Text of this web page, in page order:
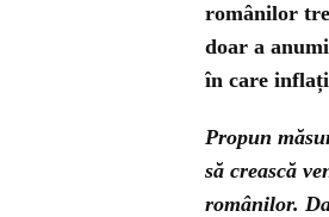
românilor
doar a
în care
Propun
să crească
românilor.